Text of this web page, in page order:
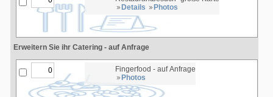
Details
Photos
Erweitern Sie ihr Catering - auf Anfrage
Fingerfood - auf Anfrage
Photos